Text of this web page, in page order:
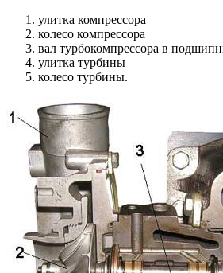
улитка компрессора
колесо компрессора
вал турбокомпрессора в
улитка турбины
колесо турбины.